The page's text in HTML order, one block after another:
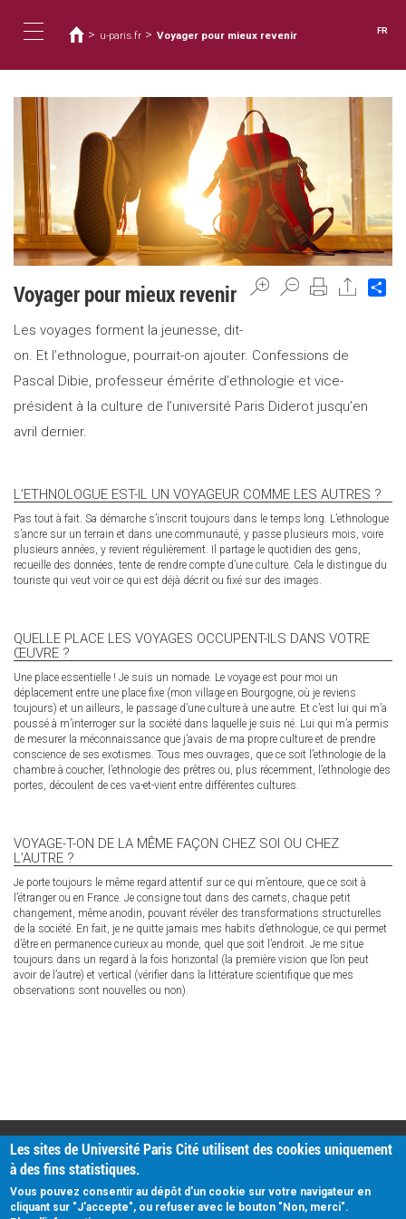
contenu
navigation
êtes
ici
> u-paris.fr > Voyager pour mieux revenir FR
Voyager pour mieux revenir
Les voyages forment la jeunesse, dit-
on. Et l’ethnologue, pourrait-on ajouter. Confessions de
Pascal Dibie, professeur émérite d’ethnologie et vice-
président à la culture de l’université Paris Diderot jusqu’en
avril dernier.
L’ETHNOLOGUE EST-IL UN VOYAGEUR COMME LES AUTRES ?
Pas tout à fait. Sa démarche s’inscrit toujours dans le temps long. L’ethnologue
s’ancre sur un terrain et dans une communauté, y passe plusieurs mois, voire
plusieurs années, y revient régulièrement. Il partage le quotidien des gens,
recueille des données, tente de rendre compte d’une culture. Cela le distingue du
touriste qui veut voir ce qui est déjà décrit ou fixé sur des images.
QUELLE PLACE LES VOYAGES OCCUPENT-ILS DANS VOTRE
ŒUVRE ?
Une place essentielle ! Je suis un nomade. Le voyage est pour moi un
déplacement entre une place fixe (mon village en Bourgogne, où je reviens
toujours) et un ailleurs, le passage d’une culture à une autre. Et c’est lui qui m’a
poussé à m’interroger sur la société dans laquelle je suis né. Lui qui m’a permis
de mesurer la méconnaissance que j’avais de ma propre culture et de prendre
conscience de ses exotismes. Tous mes ouvrages, que ce soit l’ethnologie de la
chambre à coucher, l’ethnologie des prêtres ou, plus récemment, l’ethnologie des
portes, découlent de ces va-et-vient entre différentes cultures.
VOYAGE-T-ON DE LA MÊME FAÇON CHEZ SOI OU CHEZ
L’AUTRE ?
Je porte toujours le même regard attentif sur ce qui m’entoure, que ce soit à
l’étranger ou en France. Je consigne tout dans des carnets, chaque petit
changement, même anodin, pouvant révéler des transformations structurelles
de la société. En fait, je ne quitte jamais mes habits d’ethnologue, ce qui permet
d’être en permanence curieux au monde, quel que soit l’endroit. Je me situe
toujours dans un regard à la fois horizontal (la première vision que l’on peut
avoir de l’autre) et vertical (vérifier dans la littérature scientifique que mes
observations sont nouvelles ou non).
PRATIQUE
Plan d'accès
Intranet
Mentions légales
Données personnelles
Les sites de Université Paris Cité utilisent des cookies uniquement
à des fins statistiques.
Vous pouvez consentir au dépôt d'un cookie sur votre navigateur en
cliquant sur "J'accepte", ou refuser avec le bouton "Non, merci".